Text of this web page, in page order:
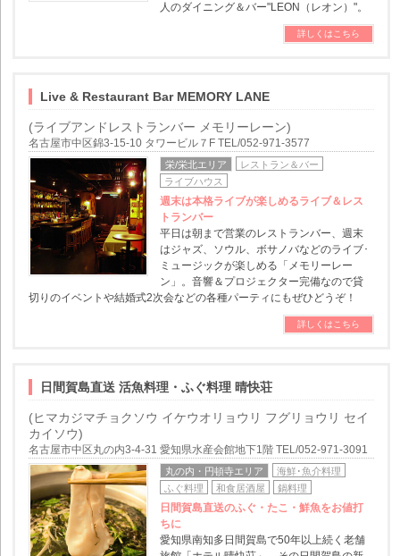
人のダイニング＆バー"LEON（レオン）"。
詳しくはこちら
Live & Restaurant Bar MEMORY LANE
(ライブアンドレストランバー メモリーレーン)
名古屋市中区錦3-15-10 タワービル７F TEL/052-971-3577
栄/栄北エリア
レストラン＆バー
ライブハウス
週末は本格ライブが楽しめるライブ＆レス
トランバー
平日は朝まで営業のレストランバー、週末
はジャズ、ソウル、ボサノバなどのライブ･
ミュージックが楽しめる「メモリーレー
ン」。音響＆プロジェクター完備なので貸
切りのイベントや結婚式2次会などの各種パーティにもぜひどうぞ！
詳しくはこちら
日間賀島直送 活魚料理・ふぐ料理 晴快荘
(ヒマカジマチョクソウ イケウオリョウリ フグリョウリ セイ
カイソウ)
名古屋市中区丸の内3-4-31 愛知県水産会館地下1階 TEL/052-971-3091
丸の内・円頓寺エリア
海鮮･魚介料理
ふぐ料理
和食居酒屋 鍋料理
日間賀島直送のふぐ・たこ・鮮魚をお値打
ちに
愛知県南知多日間賀島で50年以上続く老舗